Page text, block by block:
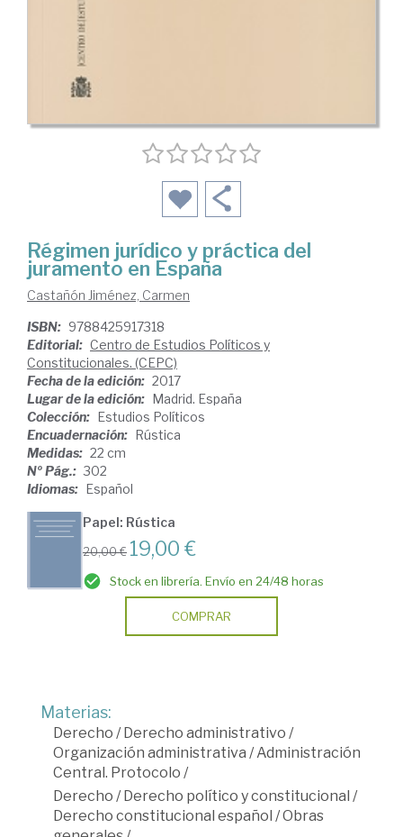
Régimen jurídico y práctica del
juramento en España
Castañón Jiménez, Carmen
ISBN: 9788425917318
Editorial: Centro de Estudios Políticos y
Constitucionales. (CEPC)
Fecha de la edición: 2017
Lugar de la edición: Madrid. España
Colección: Estudios Políticos
Encuadernación: Rústica
Medidas: 22 cm
Nº Pág.: 302
Idiomas: Español
Papel: Rústica
20,00 € 19,00 €
Stock en librería. Envío en 24/48 horas
COMPRAR
Materias:
Derecho /Derecho administrativo /
Organización administrativa /Administración
Central. Protocolo /
Derecho /Derecho político y constitucional /
Derecho constitucional español /Obras